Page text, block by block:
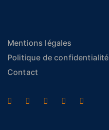
Mentions légales
Politique de confidentialité
Contact